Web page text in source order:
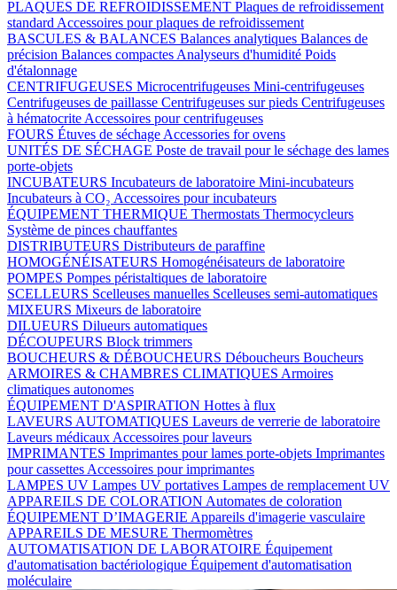
PLAQUES DE REFROIDISSEMENT Plaques de refroidissement
standard Accessoires pour plaques de refroidissement
BASCULES & BALANCES Balances analytiques Balances de
précision Balances compactes Analyseurs d'humidité Poids
d'étalonnage
CENTRIFUGEUSES Microcentrifugeuses Mini-centrifugeuses
Centrifugeuses de paillasse Centrifugeuses sur pieds Centrifugeuses
à hématocrite Accessoires pour centrifugeuses
FOURS Étuves de séchage Accessories for ovens
UNITÉS DE SÉCHAGE Poste de travail pour le séchage des lames
porte-objets
INCUBATEURS Incubateurs de laboratoire Mini-incubateurs
Incubateurs à CO₂ Accessoires pour incubateurs
ÉQUIPEMENT THERMIQUE Thermostats Thermocycleurs
Système de pinces chauffantes
DISTRIBUTEURS Distributeurs de paraffine
HOMOGÉNÉISATEURS Homogénéisateurs de laboratoire
POMPES Pompes péristaltiques de laboratoire
SCELLEURS Scelleuses manuelles Scelleuses semi-automatiques
MIXEURS Mixeurs de laboratoire
DILUEURS Dilueurs automatiques
DÉCOUPEURS Block trimmers
BOUCHEURS & DÉBOUCHEURS Déboucheurs Boucheurs
ARMOIRES & CHAMBRES CLIMATIQUES Armoires
climatiques autonomes
ÉQUIPEMENT D'ASPIRATION Hottes à flux
LAVEURS AUTOMATIQUES Laveurs de verrerie de laboratoire
Laveurs médicaux Accessoires pour laveurs
IMPRIMANTES Imprimantes pour lames porte-objets Imprimantes
pour cassettes Accessoires pour imprimantes
LAMPES UV Lampes UV portatives Lampes de remplacement UV
APPAREILS DE COLORATION Automates de coloration
ÉQUIPEMENT D’IMAGERIE Appareils d'imagerie vasculaire
APPAREILS DE MESURE Thermomètres
AUTOMATISATION DE LABORATOIRE Équipement
d'automatisation bactériologique Équipement d'automatisation
moléculaire